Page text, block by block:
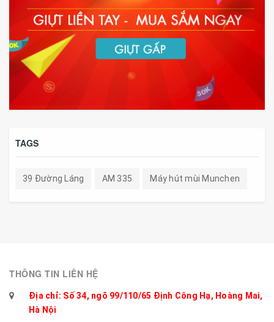
TAGS
39 Đường Láng AM 335 Máy hút mùi Munchen
THÔNG TIN LIÊN HỆ
Địa chỉ: Số 34, ngõ 99/110/65 Định Công Hạ, Hoàng Mai,
Hà Nội